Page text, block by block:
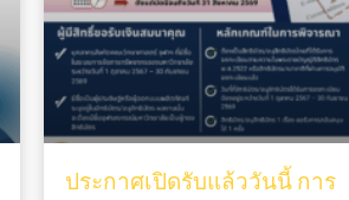
ประกาศเปิดรับแล้ววันนี้ การ